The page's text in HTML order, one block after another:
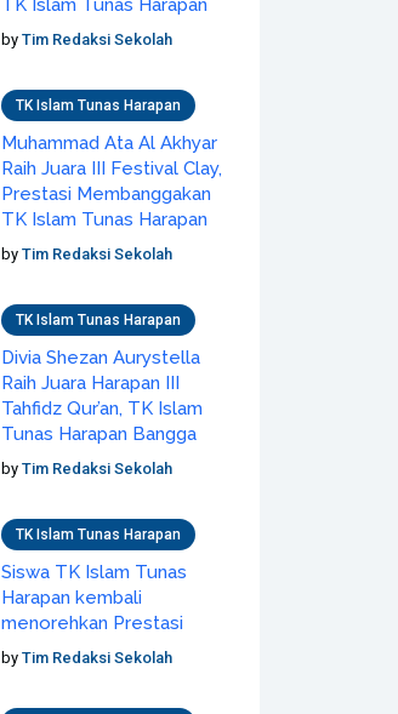
TK Islam Tunas Harapan
by Tim Redaksi Sekolah
TK Islam Tunas Harapan
Muhammad Ata Al Akhyar
Raih Juara III Festival Clay,
Prestasi Membanggakan
TK Islam Tunas Harapan
by Tim Redaksi Sekolah
TK Islam Tunas Harapan
Divia Shezan Aurystella
Raih Juara Harapan III
Tahfidz Qur’an, TK Islam
Tunas Harapan Bangga
by Tim Redaksi Sekolah
TK Islam Tunas Harapan
Siswa TK Islam Tunas
Harapan kembali
menorehkan Prestasi
by Tim Redaksi Sekolah